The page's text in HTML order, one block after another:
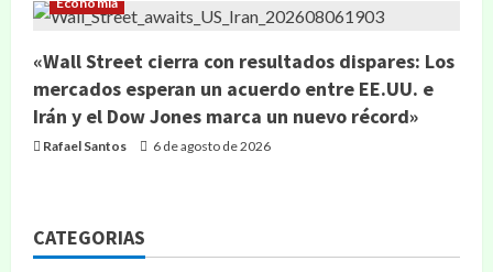
«Wall Street cierra con resultados dispares: Los
mercados esperan un acuerdo entre EE.UU. e
Irán y el Dow Jones marca un nuevo récord»
Rafael Santos 6 de agosto de 2026
CATEGORIAS